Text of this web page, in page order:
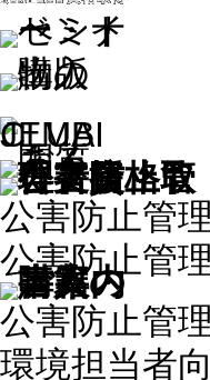
公害防止管
公害防止管
公害防止管
環境担当者